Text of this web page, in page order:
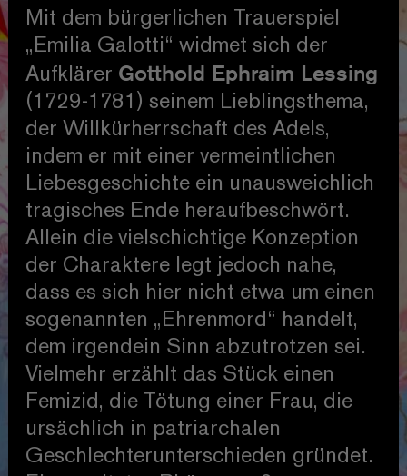
Mit dem bürgerlichen Trauerspiel
„Emilia Galotti“ widmet sich der
Aufklärer Gotthold Ephraim Lessing
(1729-1781) seinem Lieblingsthema,
der Willkürherrschaft des Adels,
indem er mit einer vermeintlichen
Liebesgeschichte ein unausweichlich
tragisches Ende heraufbeschwört.
Allein die vielschichtige Konzeption
der Charaktere legt jedoch nahe,
dass es sich hier nicht etwa um einen
sogenannten „Ehrenmord“ handelt,
dem irgendein Sinn abzutrotzen sei.
Vielmehr erzählt das Stück einen
Femizid, die Tötung einer Frau, die
ursächlich in patriarchalen
Geschlechterunterschieden gründet.